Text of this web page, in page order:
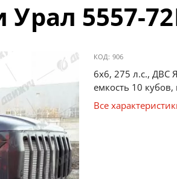
5557-
КОД: 906
6х6, 275 л.с.,
емкость 10
Все